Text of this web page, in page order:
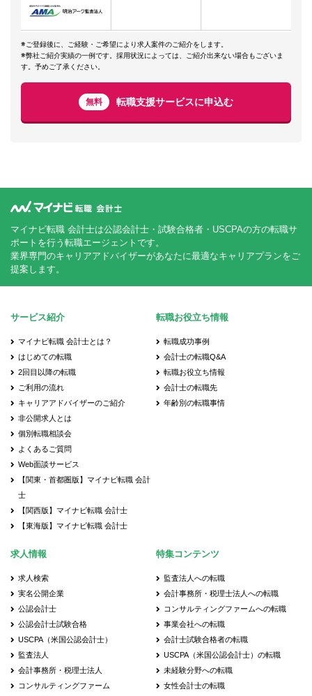
※ご登録後に、ご経験・ご希望により求人案件のご紹介をします。
※弊社ご紹介実績の一例です。採用状況によっては、ご紹介出来ない場合もございま
す。予めご了承ください。
無料 転職支援サービスに申込む
マイナビ転職 会計士は公認会計士・試験合格者・USCPAの方の転職サ
ポートを行う転職エージェントです。
業界専門のキャリアアドバイザーがあなたに最適なキャリアプランをご
提案します。
サービス紹介
マイナビ転職 会計士とは？
はじめての転職
2回目以降の転職
ご利用の流れ
キャリアアドバイザーのご紹介
非公開求人とは
個別転職相談会
よくあるご質問
Web面談サービス
【関東・首都圏版】マイナビ転職 会計
士
【関西版】マイナビ転職 会計士
【東海版】マイナビ転職 会計士
転職お役立ち情報
転職成功事例
会計士の転職Q&A
転職お役立ち情報
会計士の転職先
年齢別の転職事情
求人情報
求人検索
実名公開企業
公認会計士
公認会計士試験合格
USCPA（米国公認会計士）
監査法人
会計事務所・税理士法人
コンサルティングファーム
特集コンテンツ
監査法人への転職
会計事務所・税理士法人への転職
コンサルティングファームへの転職
事業会社への転職
会計士試験合格者の転職
USCPA（米国公認会計士）の転職
未経験分野への転職
女性会計士の転職